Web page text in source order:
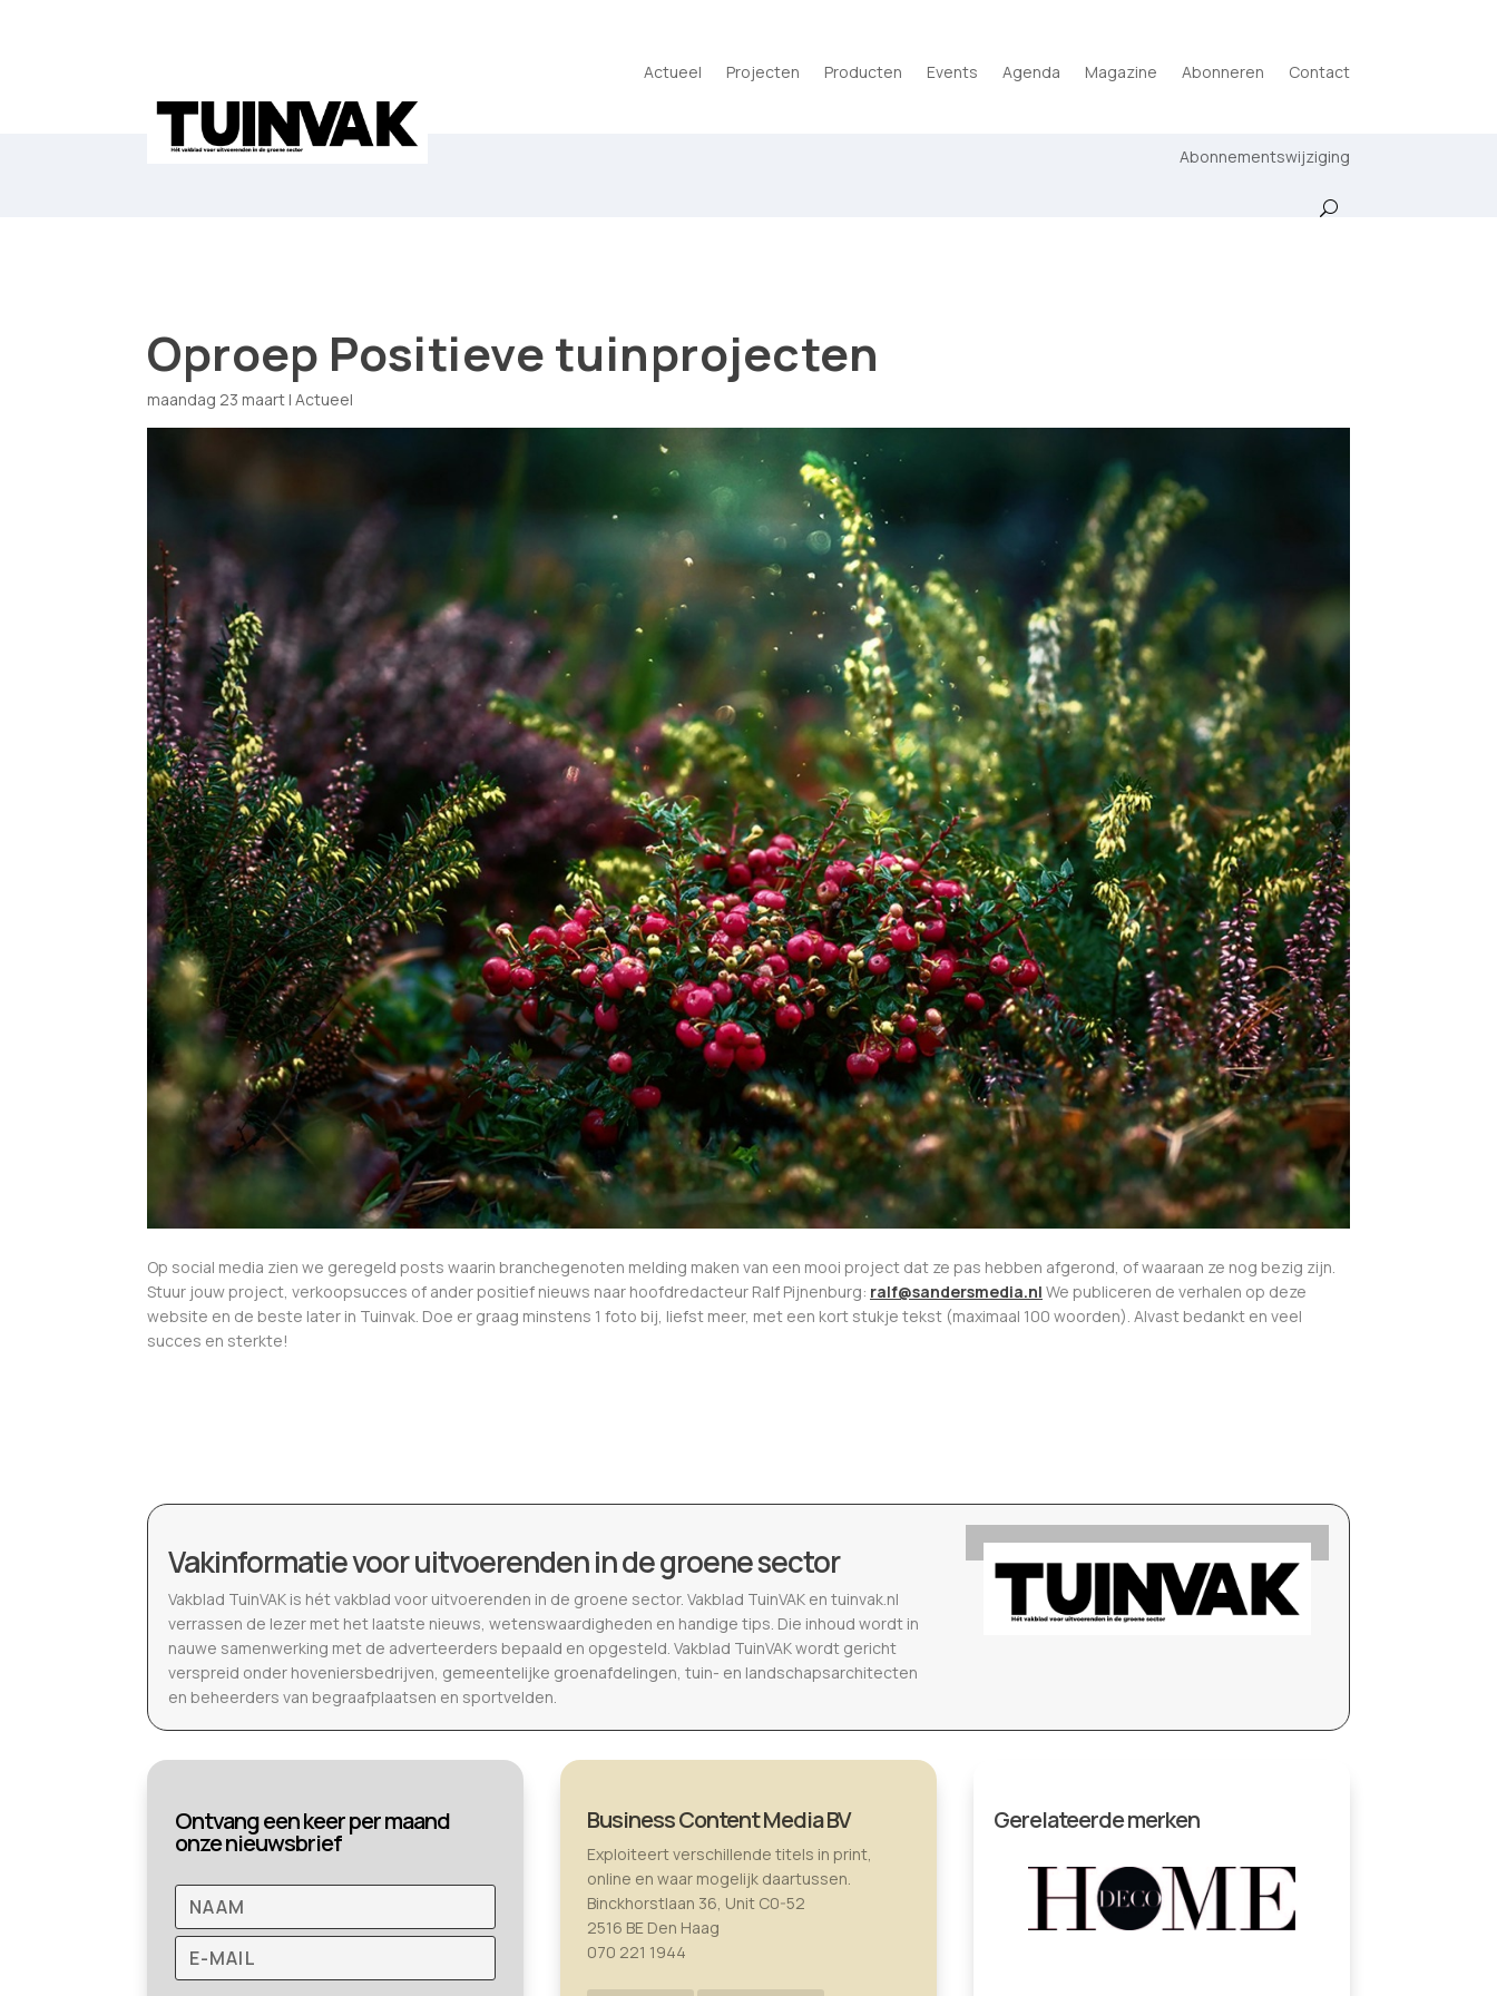
Actueel Projecten Producten Events Agenda Magazine Abonneren Contact
Abonnementswijziging
Oproep Positieve tuinprojecten
maandag 23 maart | Actueel
Op social media zien we geregeld posts waarin branchegenoten melding maken van een mooi project dat ze pas hebben afgerond, of waaraan ze nog bezig zijn.
Stuur jouw project, verkoopsucces of ander positief nieuws naar hoofdredacteur Ralf Pijnenburg: ralf@sandersmedia.nl We publiceren de verhalen op deze
website en de beste later in Tuinvak. Doe er graag minstens 1 foto bij, liefst meer, met een kort stukje tekst (maximaal 100 woorden). Alvast bedankt en veel
succes en sterkte!
Vakinformatie voor uitvoerenden in de groene sector
Vakblad TuinVAK is hét vakblad voor uitvoerenden in de groene sector. Vakblad TuinVAK en tuinvak.nl
verrassen de lezer met het laatste nieuws, wetenswaardigheden en handige tips. Die inhoud wordt in
nauwe samenwerking met de adverteerders bepaald en opgesteld. Vakblad TuinVAK wordt gericht
verspreid onder hoveniersbedrijven, gemeentelijke groenafdelingen, tuin- en landschapsarchitecten
en beheerders van begraafplaatsen en sportvelden.
Ontvang een keer per maand
onze nieuwsbrief
Business Content Media BV
Exploiteert verschillende titels in print,
online en waar mogelijk daartussen.
Binckhorstlaan 36, Unit C0-52
2516 BE Den Haag
070 221 1944
Gerelateerde merken